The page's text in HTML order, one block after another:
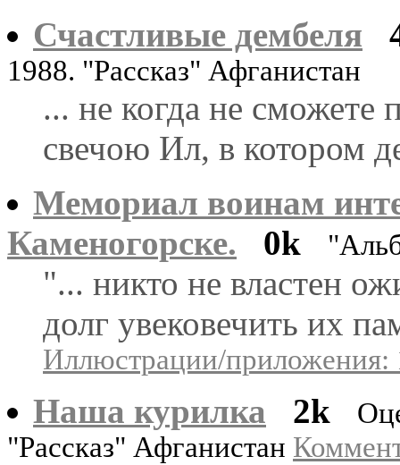
Счастливые дембеля
1988. "Рассказ" Афганистан
... не когда не сможете
свечою Ил, в котором
Мемориал воинам
Каменогорске.
0k
"... никто не властен
долг увековечить их
Иллюстрации/приложения:
Наша курилка 2k
"Рассказ" Афганистан